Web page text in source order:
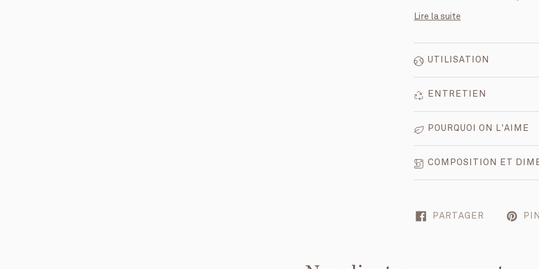
Lire la suite
UTILISATION
ENTRETIEN
POURQUOI ON L'AIME
COMPOSITION ET
PARTAGER PIN